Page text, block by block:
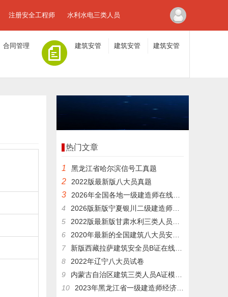
注册安全工程师 水利水电三类人员
合同管理 建筑安管 建筑安管 建筑安管
热门文章
1 黑龙江省哈尔滨信号工真题
2 2022版最新版八大员真题
3
2026年全国各地一级建造师在线模拟考题
4
2026版新版宁夏银川二级建造师法规在线历年真题
5
2022版最新版甘肃水利三类人员电子题库
6
2020年最新的全国建筑八大员安全员在线模拟考试真题解析
7
新版西藏拉萨建筑安全员B证在线考试模拟题精准题库
8
2022年辽宁八大员试卷
9
内蒙古自治区建筑三类人员A证模拟试题
10
2023年黑龙江省一级建造师经济管理真题